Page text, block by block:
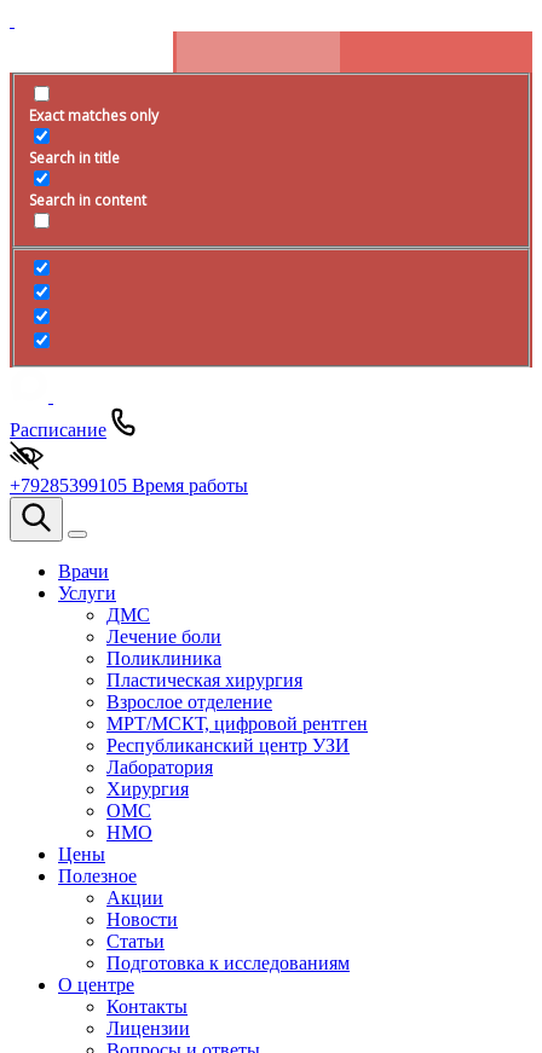
Exact matches only
Search in title
Search in content
Расписание
+79285399105 Время работы
Врачи
Услуги
ДМС
Лечение боли
Поликлиника
Пластическая хирургия
Взрослое отделение
МРТ/МСКТ, цифровой рентген
Республиканский центр УЗИ
Лаборатория
Хирургия
ОМС
НМО
Цены
Полезное
Акции
Новости
Статьи
Подготовка к исследованиям
О центре
Контакты
Лицензии